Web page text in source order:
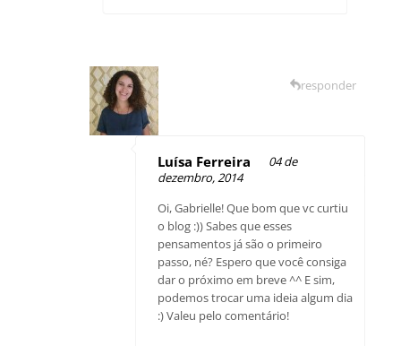
Luísa Ferreira
04 de
dezembro, 2014
Oi, Gabrielle! Que bom que vc curtiu
o blog :)) Sabes que esses
pensamentos já são o primeiro
passo, né? Espero que você consiga
dar o próximo em breve ^^ E sim,
podemos trocar uma ideia algum dia
:) Valeu pelo comentário!
responder